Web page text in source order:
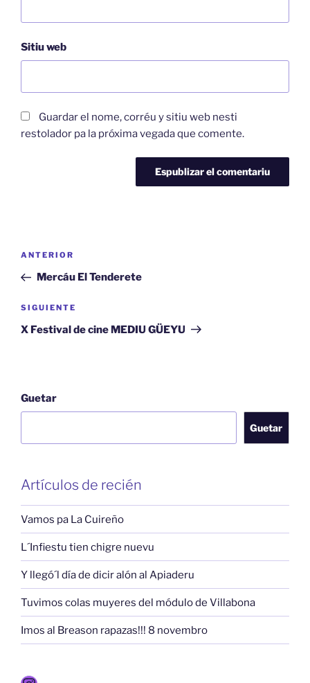
Sitiu web
Guardar el nome, corréu y sitiu web nesti
restolador pa la próxima vegada que comente.
Navegación
artículos
Artículu
anterior
ANTERIOR
Mercáu El Tenderete
Artículu
siguiente
SIGUIENTE
X Festival de cine MEDIU GÜEYU
Guetar
Guetar
Artículos de recién
Vamos pa La Cuireño
L´Infiestu tien chigre nuevu
Y llegó´l día de dicir alón al Apiaderu
Tuvimos colas muyeres del módulo de Villabona
Imos al Breason rapazas!!! 8 novembro